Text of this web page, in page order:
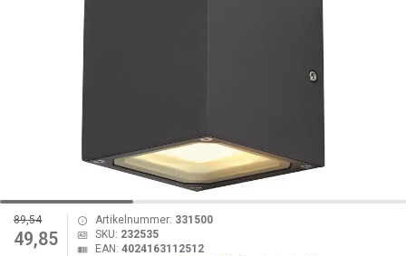
89,54
49,85
Artikelnummer: 331500
SKU: 232535
EAN: 4024163112512